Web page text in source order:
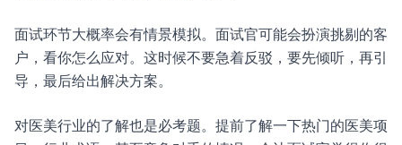
面试环节大概率会有情景模拟。面试官可能会扮演挑剔的客
户，看你怎么应对。这时候不要急着反驳，要先倾听，再引
导，最后给出解决方案。
对医美行业的了解也是必考题。提前了解一下热门的医美项